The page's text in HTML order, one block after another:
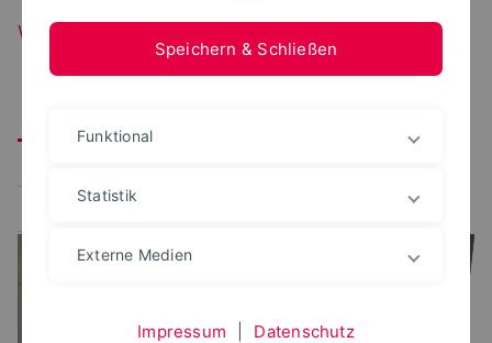
Werkzeuge
Plottraum
Tischlerei
Speichern & Schließen
Funktional
Statistik
Externe Medien
Impressum Datenschutz